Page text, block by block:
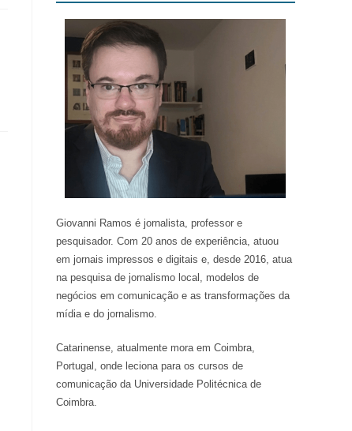
Giovanni Ramos é jornalista, professor e
pesquisador. Com 20 anos de experiência, atuou
em jornais impressos e digitais e, desde 2016, atua
na pesquisa de jornalismo local, modelos de
negócios em comunicação e as transformações da
mídia e do jornalismo.
Catarinense, atualmente mora em Coimbra,
Portugal, onde leciona para os cursos de
comunicação da Universidade Politécnica de
Coimbra.